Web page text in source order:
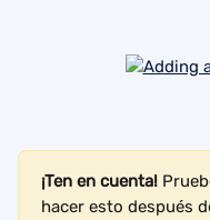
¡Ten en cuenta!
hacer esto después